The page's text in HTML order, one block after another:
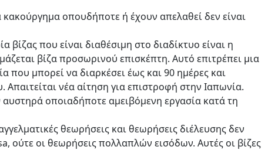
οπουδήποτε ή έχουν απελαθεί δεν είναι
βίζας που είναι διαθέσιμη στο διαδίκτυο είναι η
βίζα προσωρινού επισκέπτη. Αυτό επιτρέπει μια
που μπορεί να διαρκέσει έως και 90 ημέρες και
νέα αίτηση για επιστροφή στην Ιαπωνία.
οποιαδήποτε αμειβόμενη εργασία κατά τη
θεωρήσεις και θεωρήσεις διέλευσης δεν
ούτε οι θεωρήσεις πολλαπλών εισόδων. Αυτές οι βίζες